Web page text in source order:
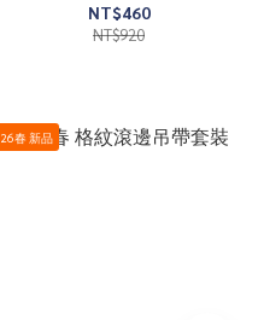
NT$460
NT$920
26春 新品